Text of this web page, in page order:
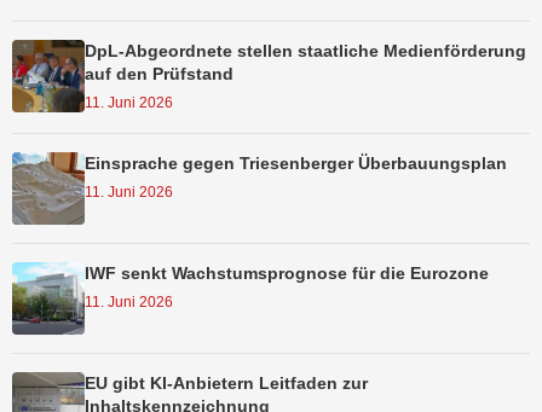
DpL-Abgeordnete stellen staatliche Medienförderung
auf den Prüfstand
11. Juni 2026
Einsprache gegen Triesenberger Überbauungsplan
11. Juni 2026
IWF senkt Wachstumsprognose für die Eurozone
11. Juni 2026
EU gibt KI-Anbietern Leitfaden zur
Inhaltskennzeichnung